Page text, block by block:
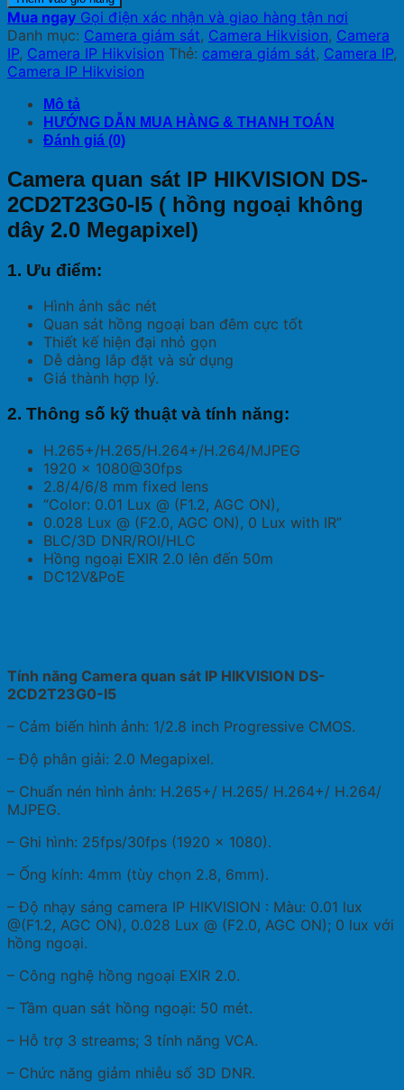
Mua ngay Gọi điện xác nhận và giao hàng tận nơi
Danh mục: Camera giám sát, Camera Hikvision, Camera
IP, Camera IP Hikvision Thẻ: camera giám sát, Camera IP,
Camera IP Hikvision
Mô tả
HƯỚNG DẪN MUA HÀNG & THANH TOÁN
Đánh giá (0)
Camera quan sát IP HIKVISION DS-
2CD2T23G0-I5 ( hồng ngoại không
dây 2.0 Megapixel)
1. Ưu điểm:
Hình ảnh sắc nét
Quan sát hồng ngoại ban đêm cực tốt
Thiết kế hiện đại nhỏ gọn
Dễ dàng lắp đặt và sử dụng
Giá thành hợp lý.
2. Thông số kỹ thuật và tính năng:
H.265+/H.265/H.264+/H.264/MJPEG
1920 × 1080@30fps
2.8/4/6/8 mm fixed lens
“Color: 0.01 Lux @ (F1.2, AGC ON),
0.028 Lux @ (F2.0, AGC ON), 0 Lux with IR”
BLC/3D DNR/ROI/HLC
Hồng ngoại EXIR 2.0 lên đến 50m
DC12V&PoE
Tính năng Camera quan sát IP HIKVISION DS-
2CD2T23G0-I5
– Cảm biến hình ảnh: 1/2.8 inch Progressive CMOS.
– Độ phân giải: 2.0 Megapixel.
– Chuẩn nén hình ảnh: H.265+/ H.265/ H.264+/ H.264/
MJPEG.
– Ghi hình: 25fps/30fps (1920 x 1080).
– Ống kính: 4mm (tùy chọn 2.8, 6mm).
– Độ nhạy sáng camera IP HIKVISION : Màu: 0.01 lux
@(F1.2, AGC ON), 0.028 Lux @ (F2.0, AGC ON); 0 lux với
hồng ngoại.
– Công nghệ hồng ngoại EXIR 2.0.
– Tầm quan sát hồng ngoại: 50 mét.
– Hỗ trợ 3 streams; 3 tính năng VCA.
– Chức năng giảm nhiễu số 3D DNR.